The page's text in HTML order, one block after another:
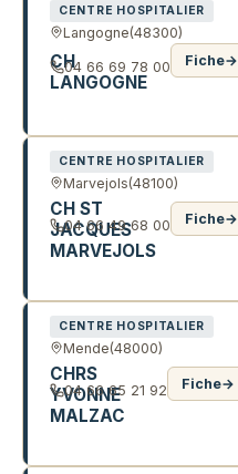
CENTRE HOSPITALIER
Langogne(48300)
CH
LANGOGNE
04 66 69 78 00 Fiche→
CENTRE HOSPITALIER
Marvejols(48100)
CH ST
JACQUES
MARVEJOLS
04 66 49 68 00 Fiche→
CENTRE HOSPITALIER
Mende(48000)
CHRS
YVONNE
MALZAC
04 66 65 21 92 Fiche→